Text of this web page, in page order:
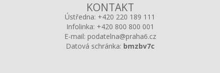
KONTAKT
Ústředna: +420 220 189 111
Infolinka: +420 800 800 001
E-mail: podatelna@praha6.cz
Datová schránka: bmzbv7c